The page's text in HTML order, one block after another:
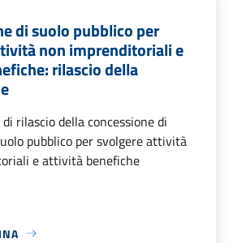
di suolo pubblico per
non imprenditoriali e
rilascio della
rilascio della concessione di
pubblico per svolgere attività
e attività benefiche